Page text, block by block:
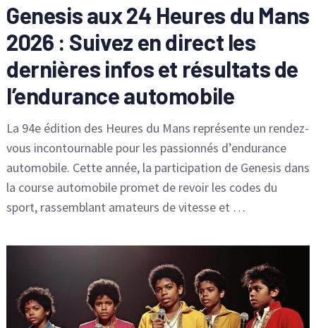
Genesis aux 24 Heures du Mans
2026 : Suivez en direct les
dernières infos et résultats de
l’endurance automobile
La 94e édition des Heures du Mans représente un rendez-
vous incontournable pour les passionnés d’endurance
automobile. Cette année, la participation de Genesis dans
la course automobile promet de revoir les codes du
sport, rassemblant amateurs de vitesse et …